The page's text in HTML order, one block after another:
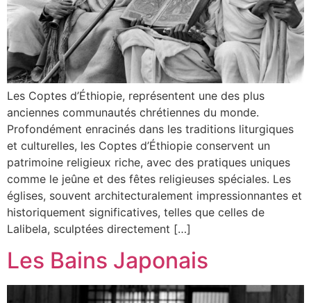
Les Coptes d’Éthiopie, représentent une des plus
anciennes communautés chrétiennes du monde.
Profondément enracinés dans les traditions liturgiques
et culturelles, les Coptes d’Éthiopie conservent un
patrimoine religieux riche, avec des pratiques uniques
comme le jeûne et des fêtes religieuses spéciales. Les
églises, souvent architecturalement impressionnantes et
historiquement significatives, telles que celles de
Lalibela, sculptées directement […]
Les Bains Japonais